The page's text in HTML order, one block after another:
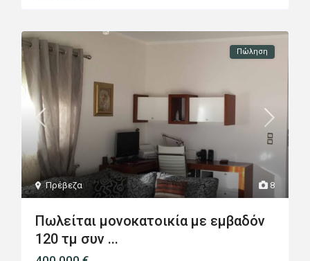
8
Πρέβεζα
Πώληση
Πωλείται μονοκατοικία με εμβαδόν
120 τμ συν ...